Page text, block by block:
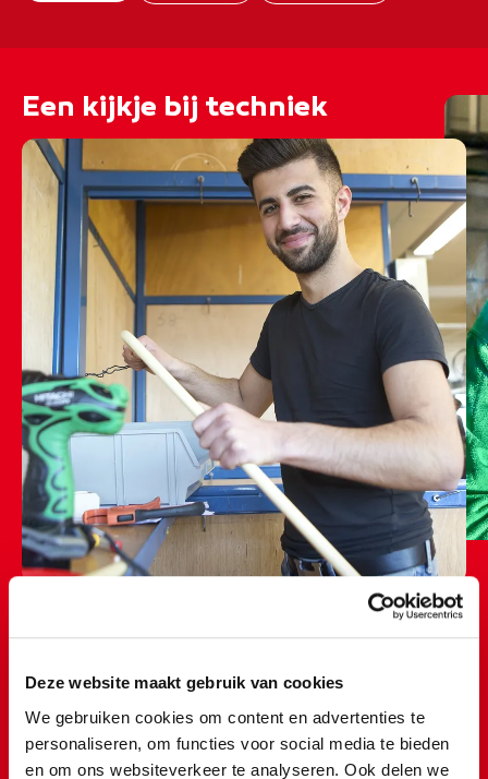
Deze website maakt gebruik van cookies
We gebruiken cookies om content en advertenties te
personaliseren, om functies voor social media te bieden
en om ons websiteverkeer te analyseren. Ook delen we
Een kijkje bij techniek
Tijdens mijn stage heb ik op
veel verschillende afdelingen